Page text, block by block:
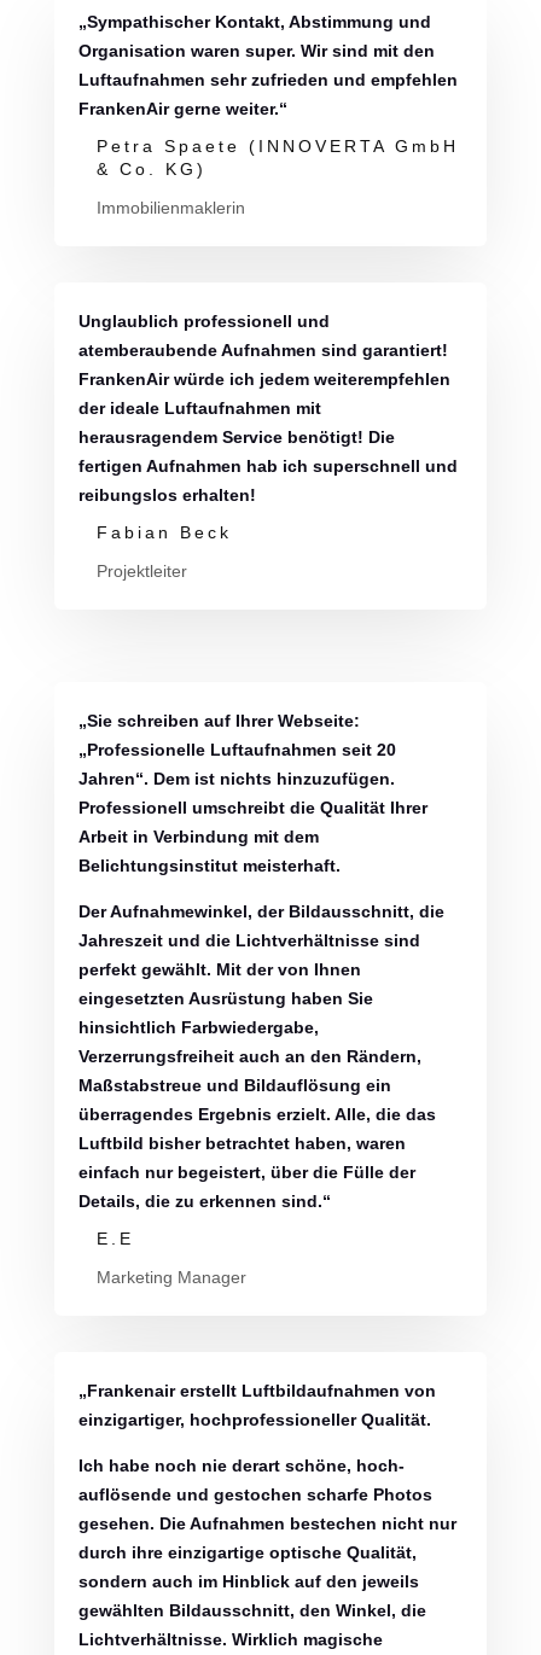
„Sympathischer Kontakt, Abstimmung und
Organisation waren super. Wir sind mit den
Luftaufnahmen sehr zufrieden und empfehlen
FrankenAir gerne weiter.“
Petra Spaete (INNOVERTA GmbH
& Co. KG)
Immobilienmaklerin
Unglaublich professionell und
atemberaubende Aufnahmen sind garantiert!
FrankenAir würde ich jedem weiterempfehlen
der ideale Luftaufnahmen mit
herausragendem Service benötigt! Die
fertigen Aufnahmen hab ich superschnell und
reibungslos erhalten!
Fabian Beck
Projektleiter
„Sie schreiben auf Ihrer Webseite:
„Professionelle Luftaufnahmen seit 20
Jahren“. Dem ist nichts hinzuzufügen.
Professionell umschreibt die Qualität Ihrer
Arbeit in Verbindung mit dem
Belichtungsinstitut meisterhaft.
Der Aufnahmewinkel, der Bildausschnitt, die
Jahreszeit und die Lichtverhältnisse sind
perfekt gewählt. Mit der von Ihnen
eingesetzten Ausrüstung haben Sie
hinsichtlich Farbwiedergabe,
Verzerrungsfreiheit auch an den Rändern,
Maßstabstreue und Bildauflösung ein
überragendes Ergebnis erzielt. Alle, die das
Luftbild bisher betrachtet haben, waren
einfach nur begeistert, über die Fülle der
Details, die zu erkennen sind.“
E.E
Marketing Manager
„Frankenair erstellt Luftbildaufnahmen von
einzigartiger, hochprofessioneller Qualität.
Ich habe noch nie derart schöne, hoch-
auflösende und gestochen scharfe Photos
gesehen. Die Aufnahmen bestechen nicht nur
durch ihre einzigartige optische Qualität,
sondern auch im Hinblick auf den jeweils
gewählten Bildausschnitt, den Winkel, die
Lichtverhältnisse. Wirklich magische